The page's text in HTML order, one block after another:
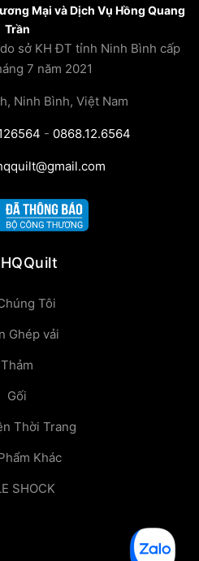
Mại và Dịch Vụ Hồng Quang
Trần
sở KH ĐT tỉnh Ninh Bình cấp
7 năm 2021
Ninh Bình, Việt Nam
- 0868.12.6564
Tôi
Ghép vải
Thảm
Gối
Thời Trang
Khác
SHOCK